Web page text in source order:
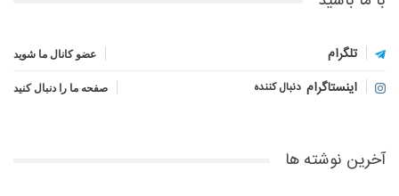
تلگرام عضو کانال ما شوید
اینستاگرام دنبال کننده صفحه ما را دنبال کنید
آخرین نوشته ها